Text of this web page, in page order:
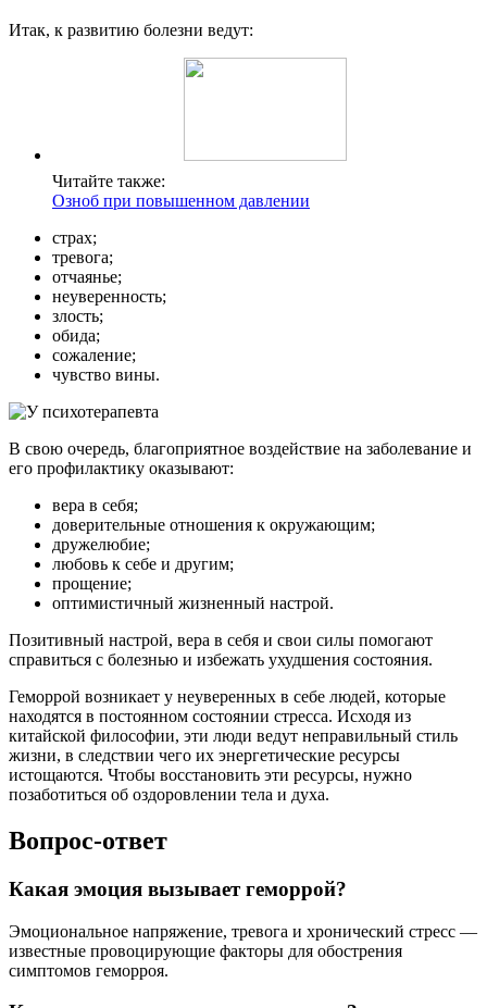
Итак, к развитию болезни ведут:
Читайте также:
Озноб при повышенном давлении
страх;
тревога;
отчаянье;
неуверенность;
злость;
обида;
сожаление;
чувство вины.
В свою очередь, благоприятное воздействие на заболевание и
его профилактику оказывают:
вера в себя;
доверительные отношения к окружающим;
дружелюбие;
любовь к себе и другим;
прощение;
оптимистичный жизненный настрой.
Позитивный настрой, вера в себя и свои силы помогают
справиться с болезнью и избежать ухудшения состояния.
Геморрой возникает у неуверенных в себе людей, которые
находятся в постоянном состоянии стресса. Исходя из
китайской философии, эти люди ведут неправильный стиль
жизни, в следствии чего их энергетические ресурсы
истощаются. Чтобы восстановить эти ресурсы, нужно
позаботиться об оздоровлении тела и духа.
Вопрос-ответ
Какая эмоция вызывает геморрой?
Эмоциональное напряжение, тревога и хронический стресс —
известные провоцирующие факторы для обострения
симптомов геморроя.